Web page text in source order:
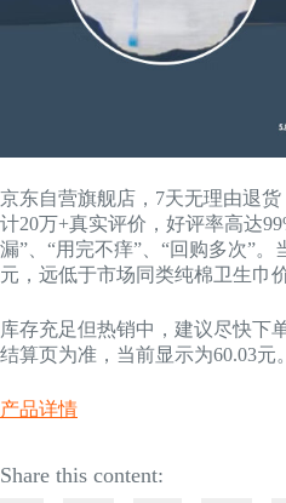
京东自营旗舰店，7天无理由退
计20万+真实评价，好评率高达
漏”、“用完不痒”、“回购多次”
元，远低于市场同类纯棉卫生巾
库存充足但热销中，建议尽快下
结算页为准，当前显示为60.03元。
产品详情
Share this content: